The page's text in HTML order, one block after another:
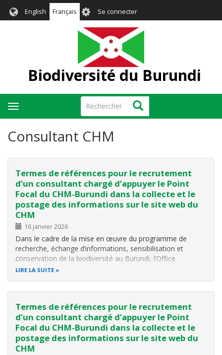
English Français User
account
menu
Se connecter
Biodiversité du Burundi
Rechercher Rechercher
Toggle
navigation
Consultant CHM
Termes de références pour le recrutement
d’un consultant chargé d’appuyer le Point
Focal du CHM-Burundi dans la collecte et le
postage des informations sur le site web du
CHM
16 janvier 2026
Dans le cadre de la mise en œuvre du programme de
recherche, échange d’informations, sensibilisation et
conservation de la biodiversité au Burundi, l’Office
Burundais pour la Protection de l’Environnement (OBPE) a
LIRE LA SUITE
Termes de références pour le recrutement
d’un consultant chargé d’appuyer le Point
Focal du CHM-Burundi dans la collecte et le
postage des informations sur le site web du
CHM